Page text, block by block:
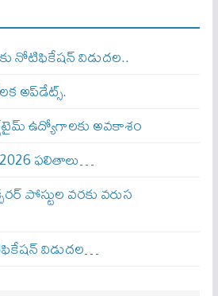
నోటిఫికేషన్ విడుదల..
అప్‌డేట్స్.
ఉద్యోగాలకు అవకాశం
ఫలితాలు…
పోస్టుల వరకు వరుస
విడుదల…